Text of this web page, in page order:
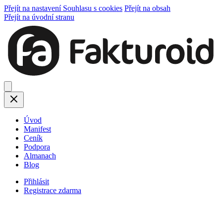
Přejít na nastavení Souhlasu s cookies Přejít na obsah
Přejít na úvodní stranu
Úvod
Manifest
Ceník
Podpora
Almanach
Blog
Přihlásit
Registrace zdarma